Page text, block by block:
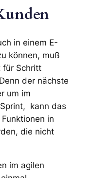
in einem E-
können, muß
für Schritt
der nächste
um im
kann das
in
die nicht
im agilen